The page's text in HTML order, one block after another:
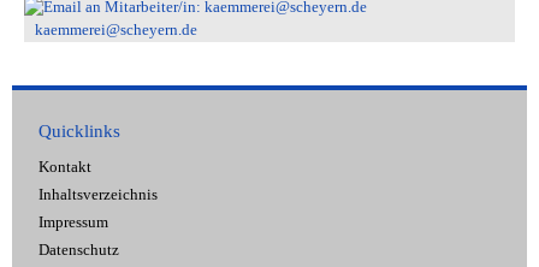
kaemmerei@scheyern.de
Quicklinks
Kontakt
Inhaltsverzeichnis
Impressum
Datenschutz